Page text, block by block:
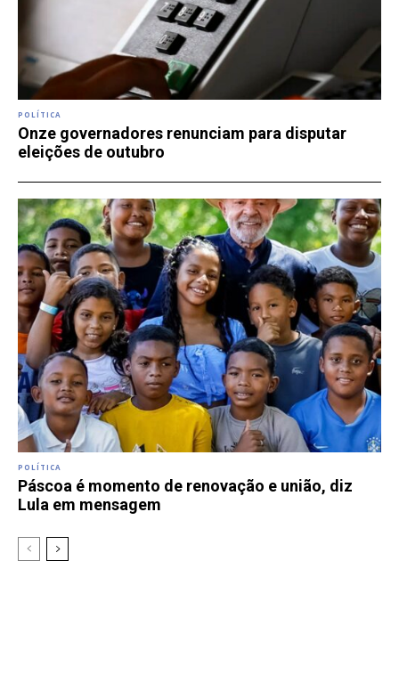
POLÍTICA
Onze governadores renunciam para disputar
eleições de outubro
POLÍTICA
Páscoa é momento de renovação e união, diz
Lula em mensagem